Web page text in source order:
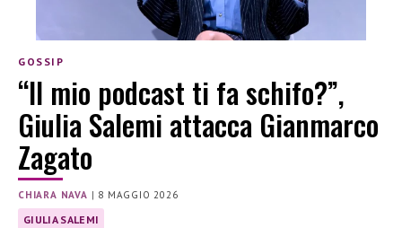
GOSSIP
“Il mio podcast ti fa schifo?”,
Giulia Salemi attacca Gianmarco
Zagato
CHIARA NAVA | 8 MAGGIO 2026
GIULIA SALEMI